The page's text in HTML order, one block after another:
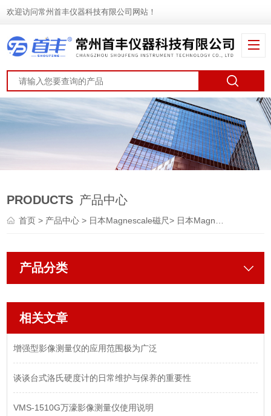
欢迎访问常州首丰仪器科技有限公司网站！
PRODUCTS 产品中心
首页> 产品中心> 日本Magnescale磁尺> 日本Magnescale传感器探规
产品分类
相关文章
增强型影像测量仪的应用范围极为广泛
谈谈台式洛氏硬度计的日常维护与保养的重要性
VMS-1510G万濠影像测量仪使用说明